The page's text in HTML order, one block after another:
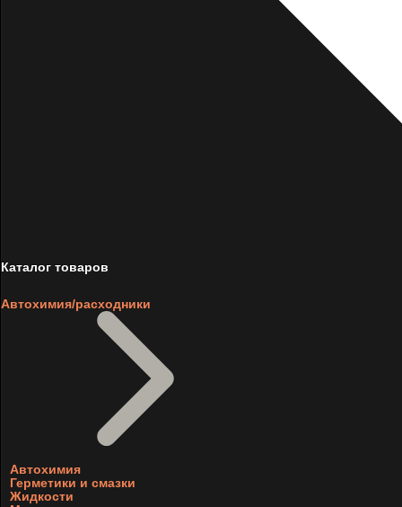
Каталог товаров
Автохимия/расходники
Автохимия
Герметики и смазки
Жидкости